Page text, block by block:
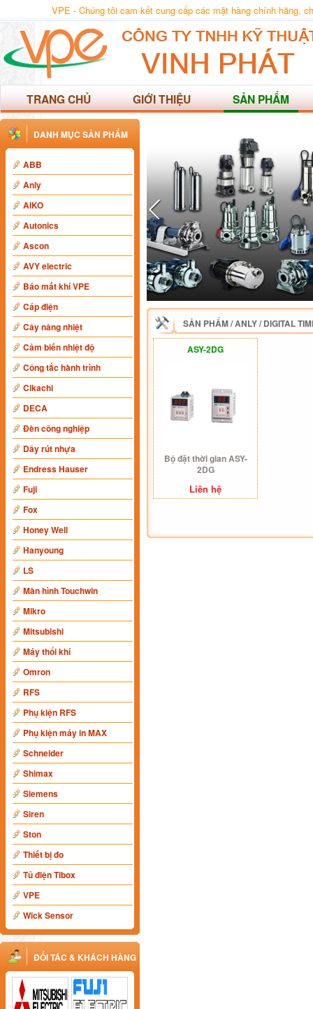
VPE - Chúng tôi cam kết cung cấp các mặt hàng chính hãng,
TRANG CHỦ GIỚI THIỆU SẢN PHẨM
DANH MỤC SẢN PHẨM
ABB
Anly
AIKO
Autonics
Ascon
AVY electric
Báo mất khí VPE
Cáp điện
Cây nâng nhiệt
Cảm biến nhiệt độ
Công tắc hành trình
Cikachi
DECA
Đèn công nghiệp
Dây rút nhựa
Endress Hauser
Fuji
Fox
Honey Well
Hanyoung
LS
Màn hình Touchwin
Mikro
Mitsubishi
Máy thổi khí
Omron
RFS
Phụ kiện RFS
Phụ kiện máy in MAX
Schneider
Shimax
Siemens
Siren
Ston
Thiết bị đo
Tủ điện Tibox
VPE
Wick Sensor
ĐỐI TÁC & KHÁCH HÀNG
SẢN PHẨM/ANLY/DIGITAL
ASY-2DG
Bộ đặt thời gian ASY-
2DG
Liên hệ